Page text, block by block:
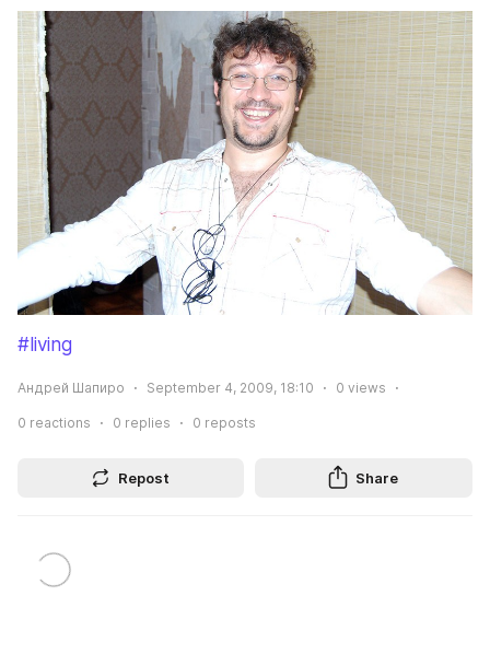
#living
Андрей Шапиро September 4, 2009, 18:10 0 views
0 reactions 0 replies 0 reposts
Repost Share